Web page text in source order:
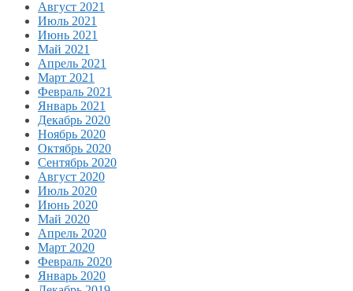
Август 2021
Июль 2021
Июнь 2021
Май 2021
Апрель 2021
Март 2021
Февраль 2021
Январь 2021
Декабрь 2020
Ноябрь 2020
Октябрь 2020
Сентябрь 2020
Август 2020
Июль 2020
Июнь 2020
Май 2020
Апрель 2020
Март 2020
Февраль 2020
Январь 2020